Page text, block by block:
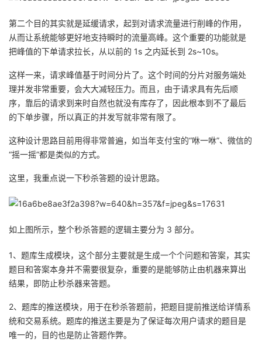
第二个目的其实就是延缓请求，起到对请求流量进行削峰的作用，
从而让系统能够更好地支持瞬时的流量高峰。这个重要的功能就是
把峰值的下单请求拉长，从以前的 1s 之内延长到 2s~10s。
这样一来，请求峰值基于时间分片了。这个时间的分片对服务端处
理并发非常重要，会大大减轻压力。而且，由于请求具有先后顺
序，靠后的请求到来时自然也就没有库存了，因此根本到不了最后
的下单步骤，所以真正的并发写就非常有限了。
这种设计思路目前用得非常普遍，如当年支付宝的“咻一咻”、微信的
“摇一摇”都是类似的方式。
这里，我重点说一下秒杀答题的设计思路。
如上图所示，整个秒杀答题的逻辑主要分为 3 部分。
1、题库生成模块，这个部分主要就是生成一个个问题和答案，其实
题目和答案本身并不需要很复杂，重要的是能够防止由机器来算出
结果，即防止秒杀器来答题。
2、题库的推送模块，用于在秒杀答题前，把题目提前推送给详情系
统和交易系统。题库的推送主要是为了保证每次用户请求的题目是
唯一的，目的也是防止答题作弊。